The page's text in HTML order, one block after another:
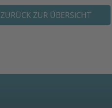
ZURÜCK ZUR ÜBERSICHT